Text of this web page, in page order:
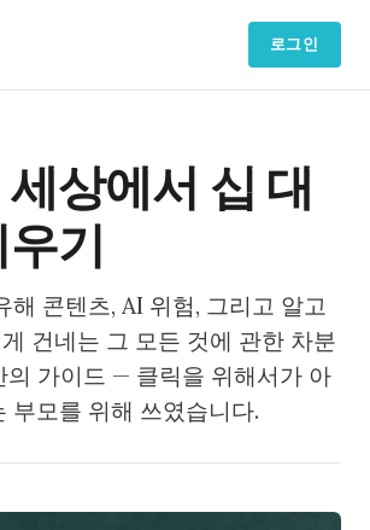
로그인
상에서 십 대
기
해 콘텐츠, AI 위험, 그리고 알고
건네는 그 모든 것에 관한 차분
의 가이드 — 클릭을 위해서가 아
부모를 위해 쓰였습니다.